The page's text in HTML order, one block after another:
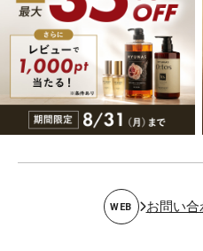
WEB お問い合